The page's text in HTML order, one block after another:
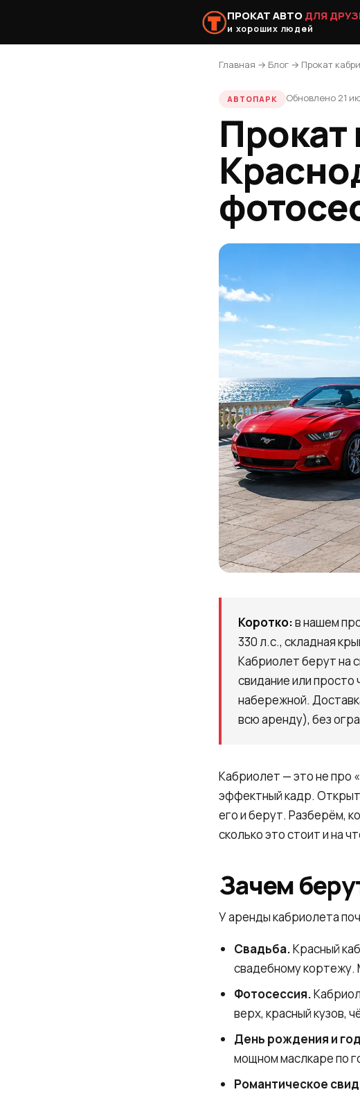
ПРОКАТ АВТО ДЛЯ
и хороших людей
Главная → Блог → Прокат
АВТОПАРК Обновлено 21
Прокат
Коротко:в нашем
330 л.с., складная
Кабриолет берут на
свидание или
набережной.
всю аренду), без
Кабриолет — это не про
эффектный кадр.
его и берут. Разберём,
сколько это стоит и на
Зачем
У аренды кабриолета
Свадьба.Красный
свадебному кортежу.
Фотосессия.
верх, красный кузов,
День рождения и
мощном маслкаре по
Романтическое